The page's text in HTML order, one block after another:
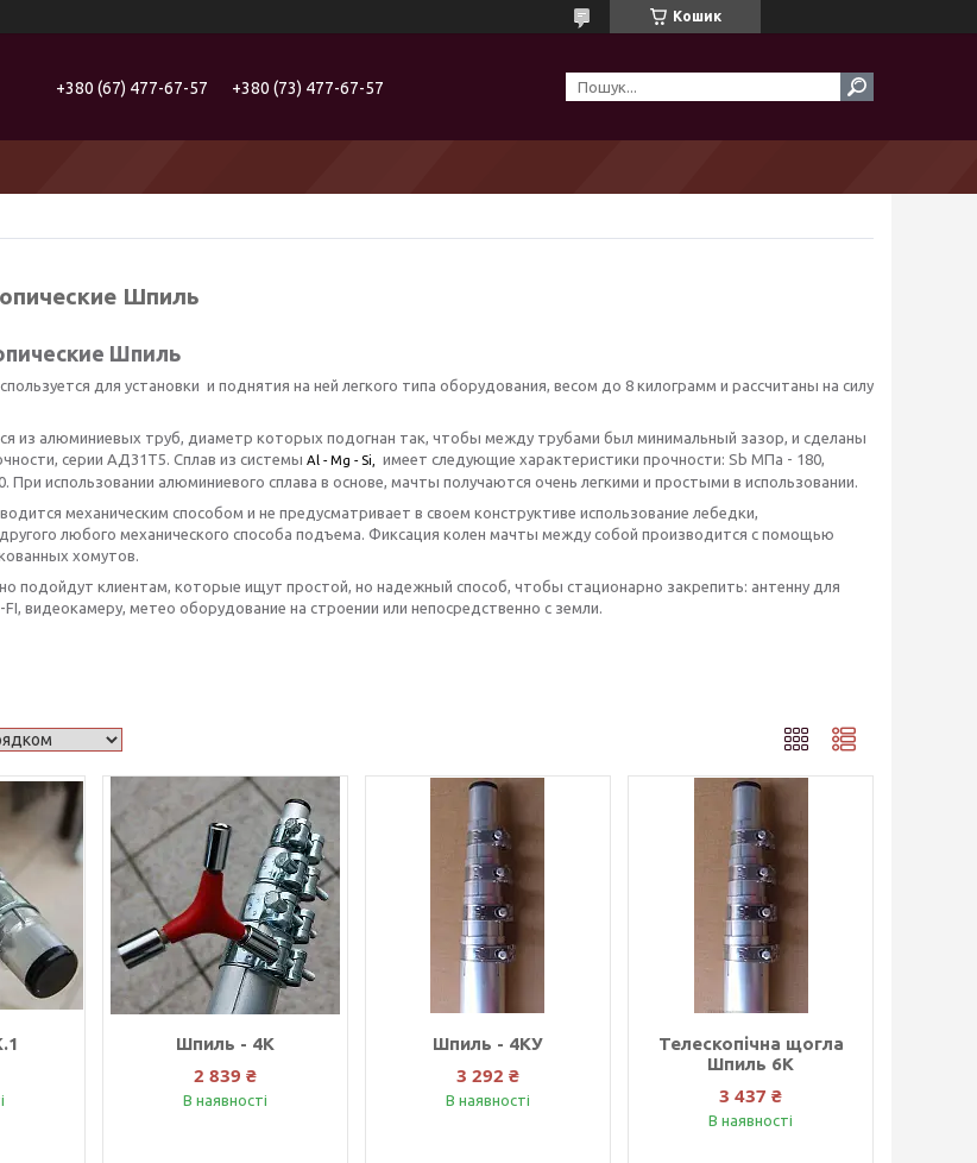
Кошик
+380 (67) 477-67-57 +380 (73) 477-67-57
Шпиль
Шпиль
для установки и поднятия на ней легкого типа оборудования, весом до 8 килограмм и рассчитаны на силу
из алюминиевых труб, диаметр которых подогнан так, чтобы между трубами был минимальный зазор, и сделаны
серии АД31Т5. Сплав из системы Al - Mg - Si,
имеет следующие характеристики прочности: Sb МПа - 180,
При использовании алюминиевого сплава в основе, мачты получаются очень легкими и простыми в использовании.
механическим способом и не предусматривает в своем конструктиве использование лебедки,
любого механического способа подъема. Фиксация колен мачты между собой производится с помощью
хомутов.
подойдут клиентам, которые ищут простой, но надежный способ, чтобы стационарно закрепить: антенну для
FI, видеокамеру, метео оборудование на строении или непосредственно с земли.
Шпиль - 4К
2 839 ₴
В наявності
Шпиль - 4КУ
3 292 ₴
В наявності
Телескопічна щогла
Шпиль 6К
3 437 ₴
В наявності